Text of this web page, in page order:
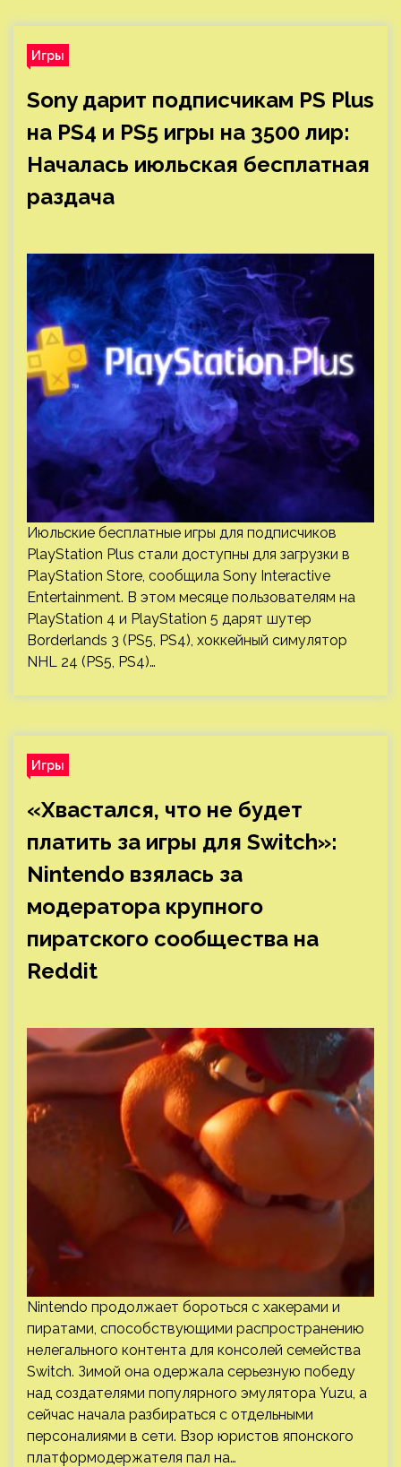
Игры
Sony дарит подписчикам PS Plus
на PS4 и PS5 игры на 3500 лир:
Началась июльская бесплатная
раздача
Июльские бесплатные игры для подписчиков
PlayStation Plus стали доступны для загрузки в
PlayStation Store, сообщила Sony Interactive
Entertainment. В этом месяце пользователям на
PlayStation 4 и PlayStation 5 дарят шутер
Borderlands 3 (PS5, PS4), хоккейный симулятор
NHL 24 (PS5, PS4)…
Игры
«Хвастался, что не будет
платить за игры для Switch»:
Nintendo взялась за
модератора крупного
пиратского сообщества на
Reddit
Nintendo продолжает бороться с хакерами и
пиратами, способствующими распространению
нелегального контента для консолей семейства
Switch. Зимой она одержала серьезную победу
над создателями популярного эмулятора Yuzu, а
сейчас начала разбираться с отдельными
персоналиями в сети. Взор юристов японского
платформодержателя пал на…